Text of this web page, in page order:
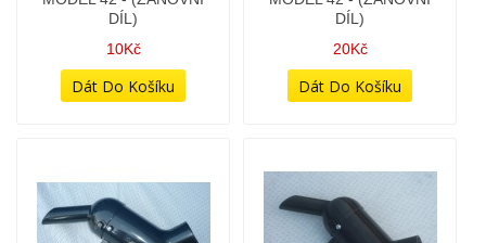
HADIČKA - JAWA 300CL +
MODEL 42 - (ZÁNOVNÍ
DÍL)
HADIČKA - JAWA 300CL +
MODEL 42 - (ZÁNOVNÍ
DÍL)